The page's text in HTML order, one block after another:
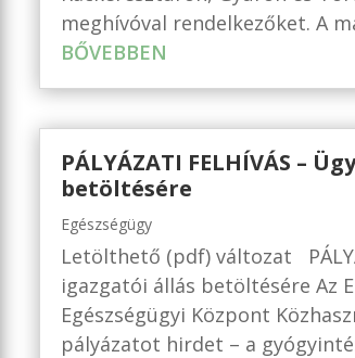
meghívóval rendelkezőket. A
BŐVEBBEN
PÁLYÁZATI FELHÍVÁS –
betöltésére
Egészségügy
Letölthető (pdf) változat
igazgatói állás betöltésére Az
Egészségügyi Központ
pályázatot hirdet – a